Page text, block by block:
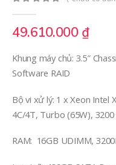
49.610.000₫
Khung máy chủ: 3.5″
Software RAID
Bộ vi xử lý: 1 x Xeon Intel
4C/4T, Turbo (65W),
RAM: 16GB UDIMM,